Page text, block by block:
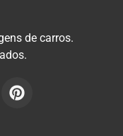
de carros.